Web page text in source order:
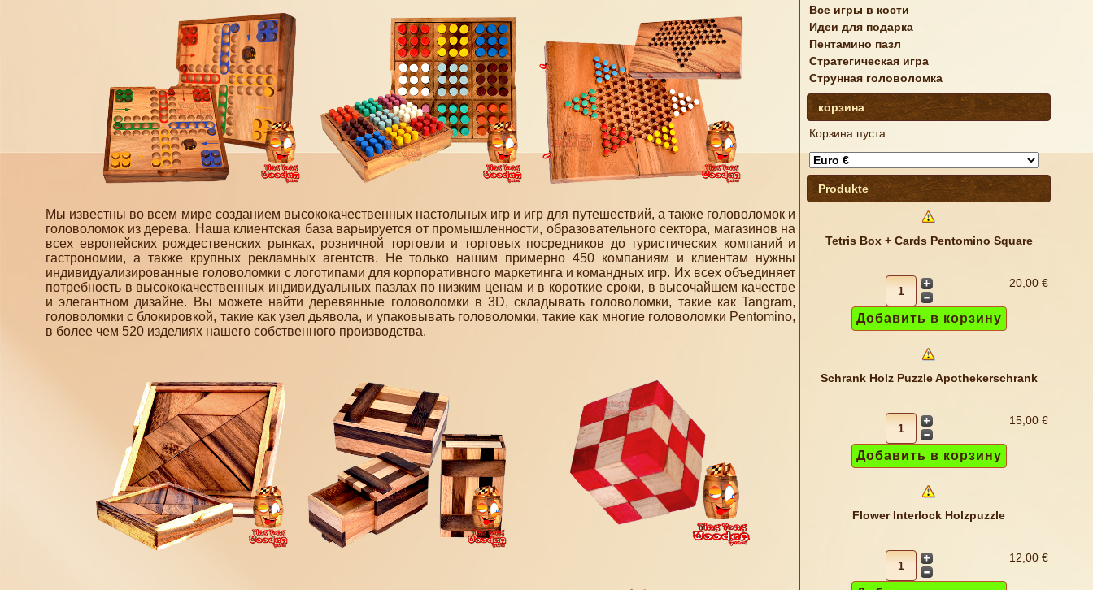
Мы известны во всем мире созданием высококачественных настольных игр и игр для путешествий, а также головоломок и
головоломок из дерева. Наша клиентская база варьируется от промышленности, образовательного сектора, магазинов на
всех европейских рождественских рынках, розничной торговли и торговых посредников до туристических компаний и
гастрономии, а также крупных рекламных агентств. Не только нашим примерно 450 компаниям и клиентам нужны
индивидуализированные головоломки с логотипами для корпоративного маркетинга и командных игр. Их всех объединяет
потребность в высококачественных индивидуальных пазлах по низким ценам и в короткие сроки, в высочайшем качестве
и элегантном дизайне. Вы можете найти деревянные головоломки в 3D, складывать головоломки, такие как Tangram,
головоломки с блокировкой, такие как узел дьявола, и упаковывать головоломки, такие как многие головоломки Pentomino,
в более чем 520 изделиях нашего собственного производства.
Все игры в кости
Идеи для подарка
Пентамино пазл
Стратегическая игра
Струнная головоломка
корзина
Корзина пуста
Produkte
Tetris Box + Cards Pentomino Square
20,00 €
Schrank Holz Puzzle Apothekerschrank
15,00 €
Flower Interlock Holzpuzzle
12,00 €